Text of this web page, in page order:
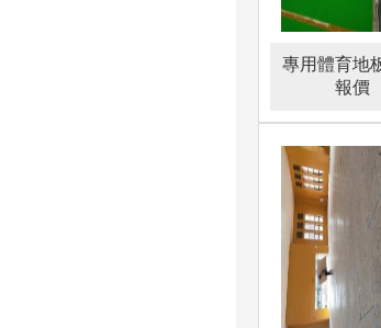
要性如果有必要，
籃球場并不罕見，
基本上2-3小時完
只有在籃球場地，
但是位置不能混
緯30至40度之間
專用體育地
報價